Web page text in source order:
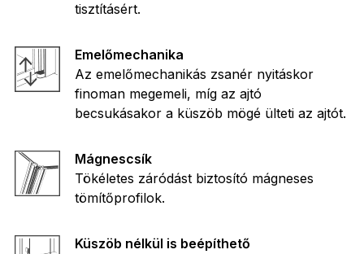
tisztításért.
Emelőmechanika
Az emelőmechanikás zsanér nyitáskor
finoman megemeli, míg az ajtó
becsukásakor a küszöb mögé ülteti az ajtót.
Mágnescsík
Tökéletes záródást biztosító mágneses
tömítőprofilok.
Küszöb nélkül is beépíthető